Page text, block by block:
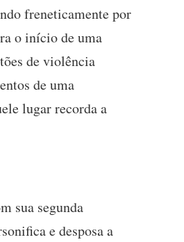
freneticamente por
o início de uma
de violência
de uma
lugar recorda a
sua segunda
e desposa a